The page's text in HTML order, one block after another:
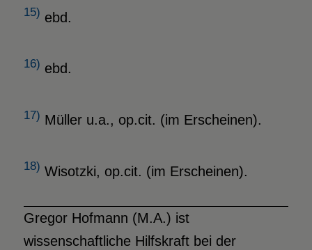
15) ebd.
16) ebd.
17) Müller u.a., op.cit. (im Erscheinen).
18) Wisotzki, op.cit. (im Erscheinen).
Gregor Hofmann (M.A.) ist
wissenschaftliche Hilfskraft bei der